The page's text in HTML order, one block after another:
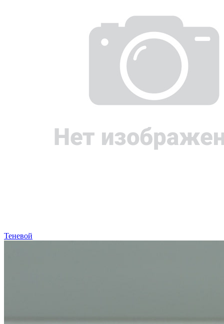
Теневой